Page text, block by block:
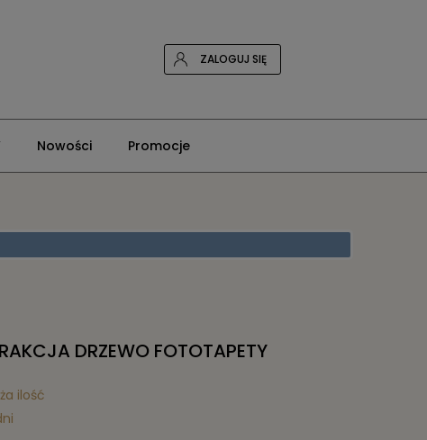
ZALOGUJ SIĘ
Nowości Promocje
DRZEWO FOTOTAPETY
ilość